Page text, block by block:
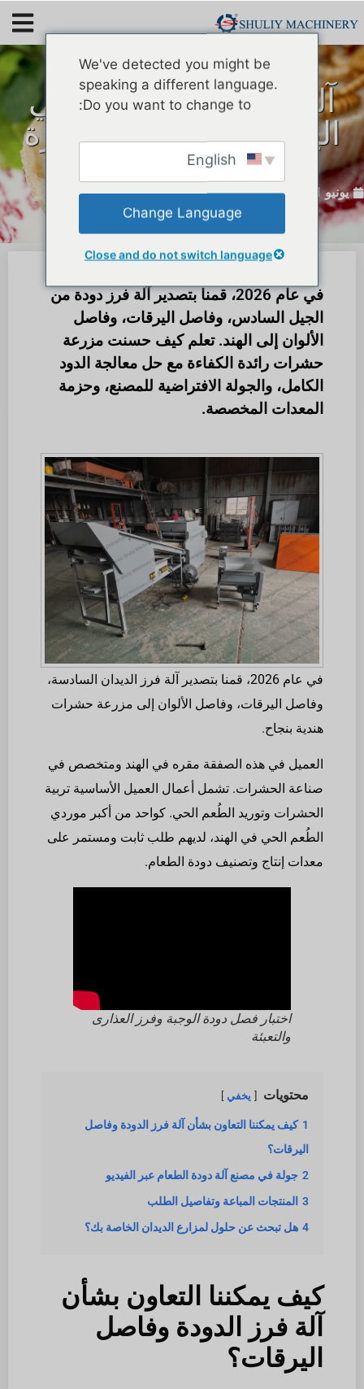
آلة فرز الديدان وُمصفّي
اليرقة تُباع إلى الهند مرة
أخرى
يونيو 1، 2026
في عام 2026، قمنا بتصدير آلة فرز دودة من
الجيل السادس، وفاصل اليرقات، وفاصل
الألوان إلى الهند. تعلم كيف حسنت مزرعة
حشرات رائدة الكفاءة مع حل معالجة الدود
الكامل، والجولة الافتراضية للمصنع، وحزمة
المعدات المخصصة.
في عام 2026، قمنا بتصدير آلة فرز الديدان السادسة،
وفاصل اليرقات، وفاصل الألوان إلى مزرعة حشرات
هندية بنجاح.
العميل في هذه الصفقة مقره في الهند ومتخصص في
صناعة الحشرات. تشمل أعمال العميل الأساسية تربية
الحشرات وتوريد الطُعم الحي. كواحد من أكبر موردي
الطُعم الحي في الهند، لديهم طلب ثابت ومستمر على
معدات إنتاج وتصنيف دودة الطعام.
اختبار فصل دودة الوجبة وفرز العذارى
والتعبئة
محتويات يخفي
1 كيف يمكننا التعاون بشأن آلة فرز الدودة وفاصل
اليرقات؟
2 جولة في مصنع آلة دودة الطعام عبر الفيديو
3 المنتجات المباعة وتفاصيل الطلب
4 هل تبحث عن حلول لمزارع الديدان الخاصة بك؟
كيف يمكننا التعاون بشأن
آلة فرز الدودة وفاصل
اليرقات؟
We've detected you might be
speaking a different language.
Do you want to change to:
Change Language
Close and do not switch language